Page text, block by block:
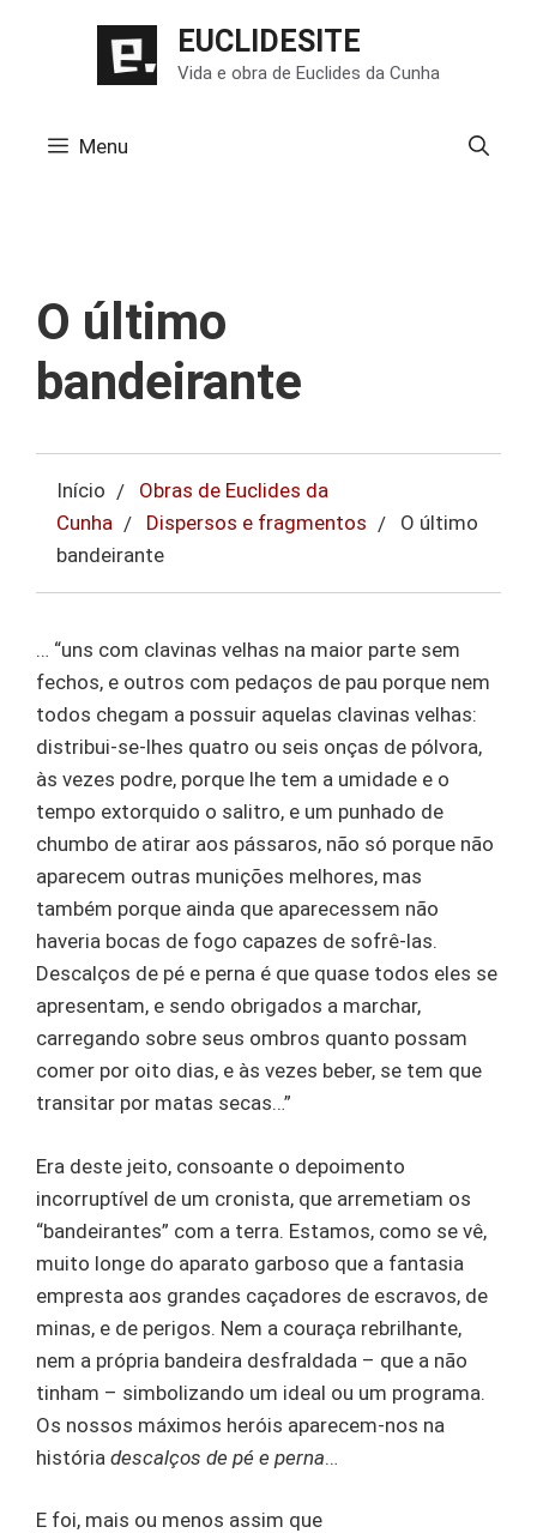
EUCLIDESITE
Vida e obra de Euclides da Cunha
Menu
O último
bandeirante
Início
Obras de Euclides da
Cunha
Dispersos e fragmentos
O último
bandeirante
… “uns com clavinas velhas na maior parte sem
fechos, e outros com pedaços de pau porque nem
todos chegam a possuir aquelas clavinas velhas:
distribui-se-lhes quatro ou seis onças de pólvora,
às vezes podre, porque lhe tem a umidade e o
tempo extorquido o salitro, e um punhado de
chumbo de atirar aos pássaros, não só porque não
aparecem outras munições melhores, mas
também porque ainda que aparecessem não
haveria bocas de fogo capazes de sofrê-las.
Descalços de pé e perna é que quase todos eles se
apresentam, e sendo obrigados a marchar,
carregando sobre seus ombros quanto possam
comer por oito dias, e às vezes beber, se tem que
transitar por matas secas…”
Era deste jeito, consoante o depoimento
incorruptível de um cronista, que arremetiam os
“bandeirantes” com a terra. Estamos, como se vê,
muito longe do aparato garboso que a fantasia
empresta aos grandes caçadores de escravos, de
minas, e de perigos. Nem a couraça rebrilhante,
nem a própria bandeira desfraldada – que a não
tinham – simbolizando um ideal ou um programa.
Os nossos máximos heróis aparecem-nos na
história descalços de pé e perna…
E foi, mais ou menos assim que